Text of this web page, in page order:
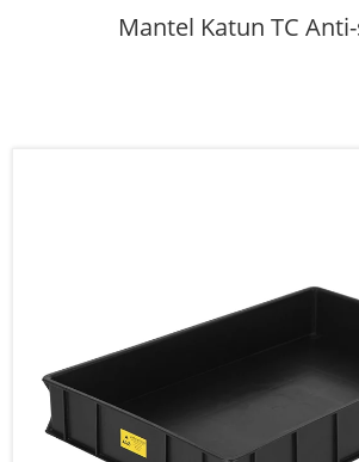
Mantel Katun TC